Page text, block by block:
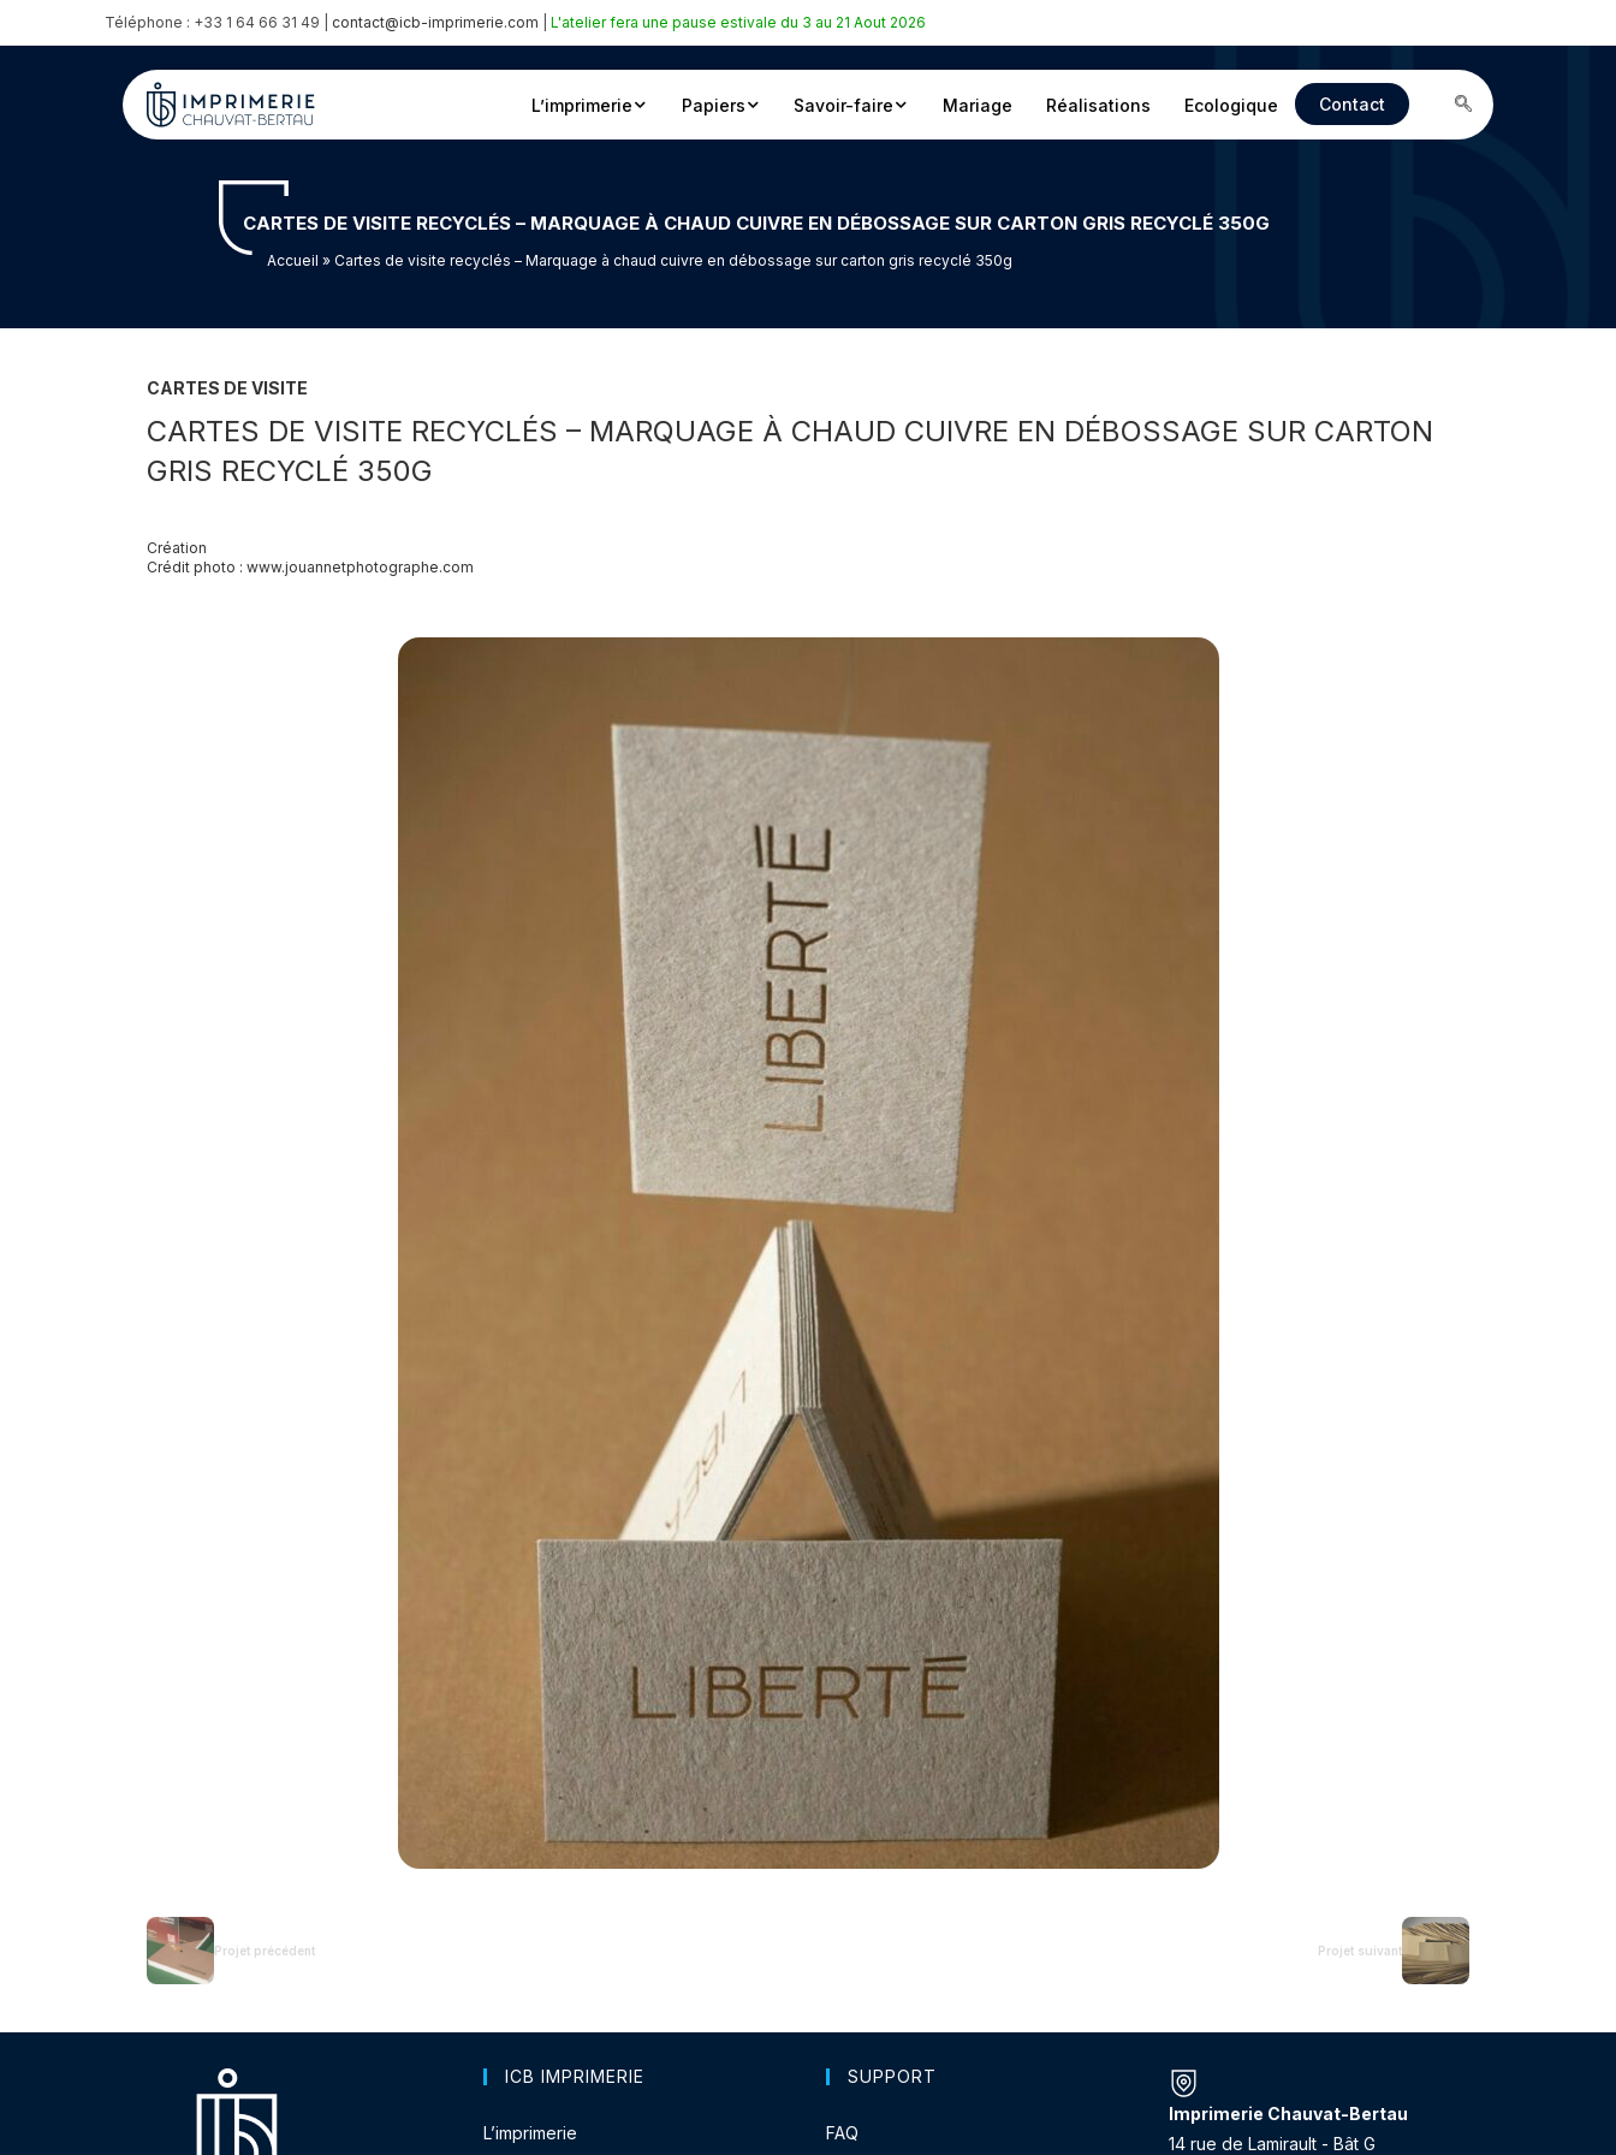
Téléphone : +33 1 64 66 31 49 | contact@icb-imprimerie.com L'atelier fera une pause estivale du 3 au 21 Aout 2026
L’imprimerie Papiers Savoir-faire Mariage Réalisations Ecologique Contact
CARTES DE VISITE RECYCLÉS – MARQUAGE À CHAUD CUIVRE EN DÉBOSSAGE SUR CARTON GRIS RECYCLÉ 350G
Accueil » Cartes de visite recyclés – Marquage à chaud cuivre en débossage sur carton gris recyclé 350g
CARTES DE VISITE
CARTES DE VISITE RECYCLÉS – MARQUAGE À CHAUD CUIVRE EN DÉBOSSAGE SUR CARTON
GRIS RECYCLÉ 350G
Création
Crédit photo : www.jouannetphotographe.com
Projet précédent Projet suivant
ICB IMPRIMERIE
L’imprimerie
SUPPORT
FAQ
Imprimerie Chauvat-Bertau
14 rue de Lamirault - Bât G